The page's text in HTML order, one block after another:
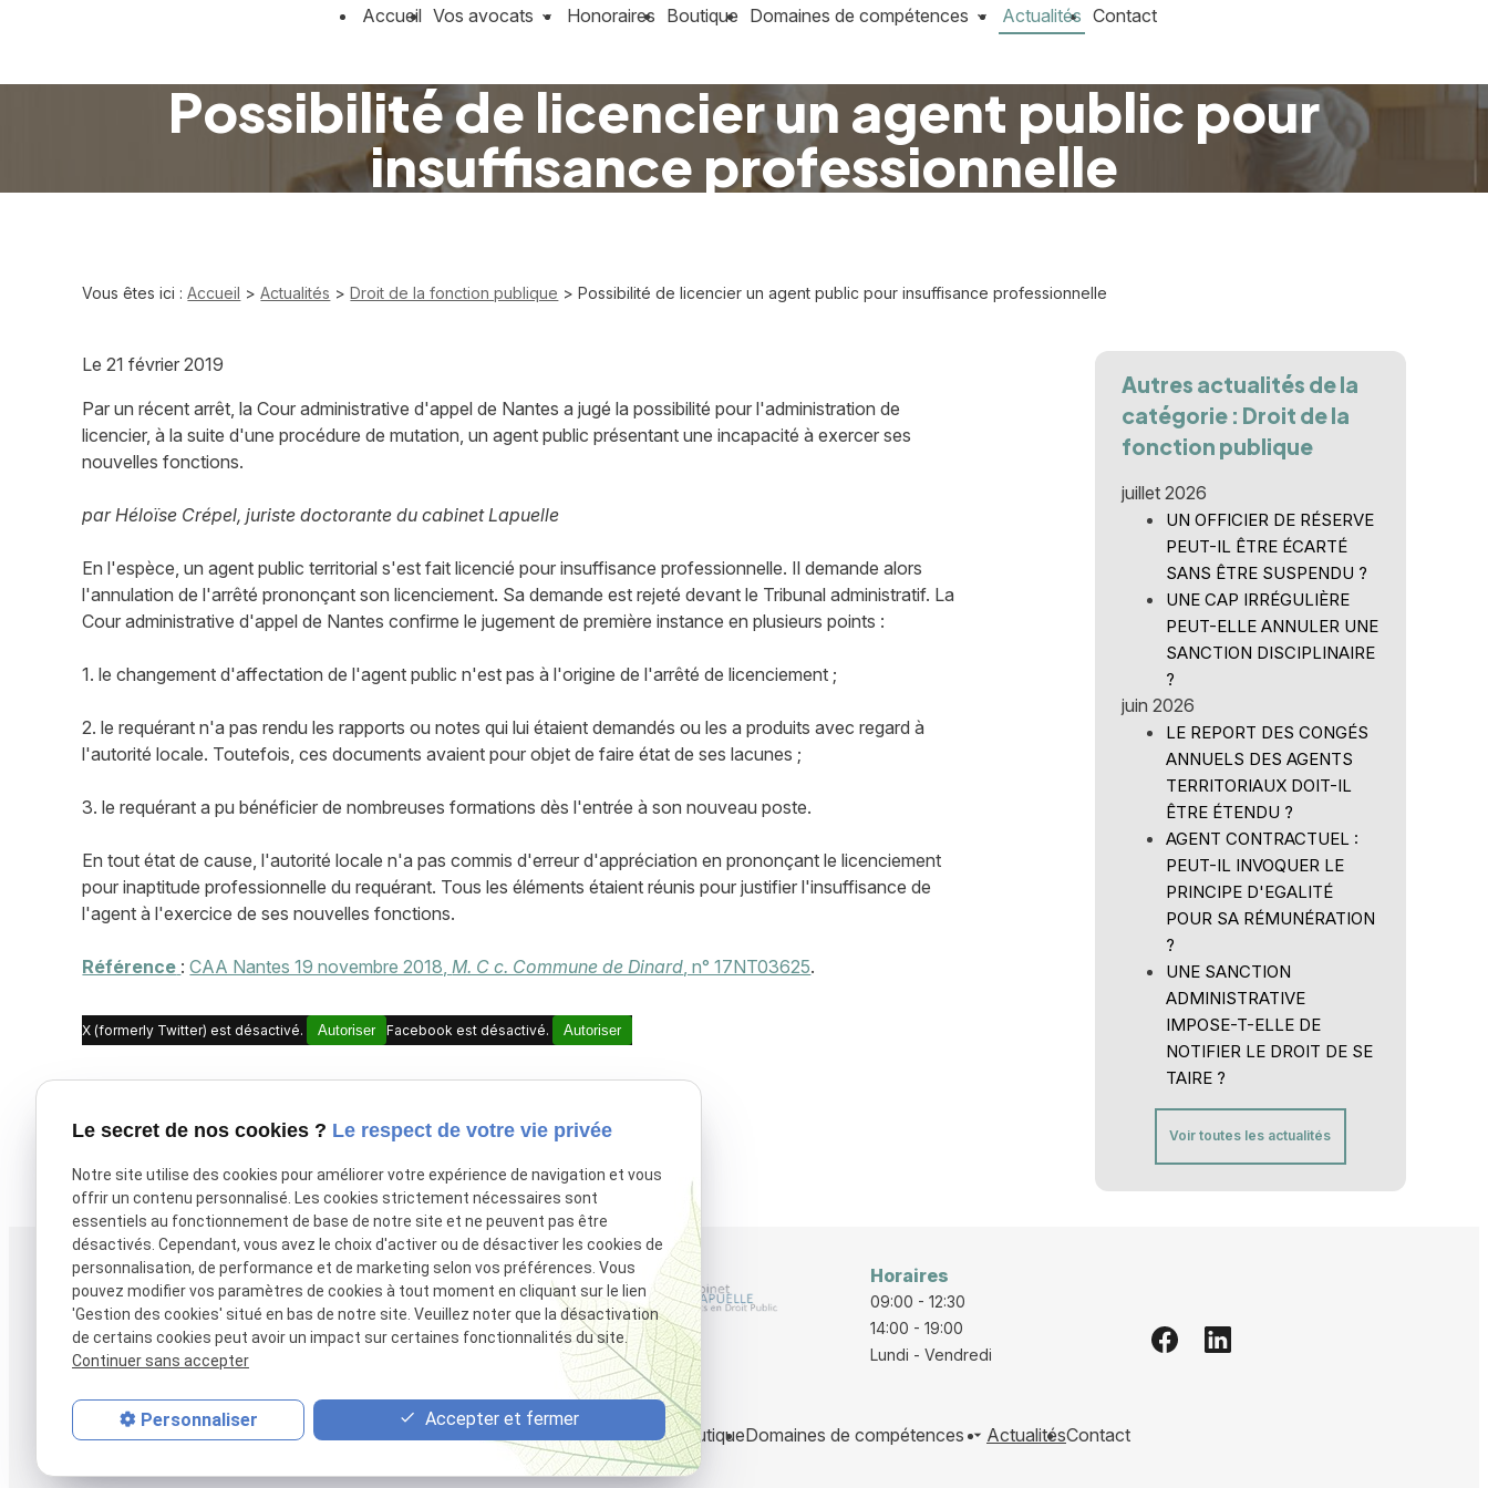
Accueil Vos avocats Honoraires Boutique Domaines de compétences Actualités Contact
Possibilité de licencier un agent public pour
insuffisance professionnelle
Vous êtes ici : Accueil >Actualités >Droit de la fonction publique > Possibilité de licencier un agent public pour insuffisance professionnelle
Le21 février 2019
Par un récent arrêt, la Cour administrative d'appel de Nantes a jugé la possibilité pour l'administration de
licencier, à la suite d'une procédure de mutation, un agent public présentant une incapacité à exercer ses
nouvelles fonctions.
par Héloïse Crépel, juriste doctorante du cabinet Lapuelle
En l'espèce, un agent public territorial s'est fait licencié pour insuffisance professionnelle. Il demande alors
l'annulation de l'arrêté prononçant son licenciement. Sa demande est rejeté devant le Tribunal administratif. La
Cour administrative d'appel de Nantes confirme le jugement de première instance en plusieurs points :
1. le changement d'affectation de l'agent public n'est pas à l'origine de l'arrêté de licenciement ;
2. le requérant n'a pas rendu les rapports ou notes qui lui étaient demandés ou les a produits avec regard à
l'autorité locale. Toutefois, ces documents avaient pour objet de faire état de ses lacunes ;
3. le requérant a pu bénéficier de nombreuses formations dès l'entrée à son nouveau poste.
En tout état de cause, l'autorité locale n'a pas commis d'erreur d'appréciation en prononçant le licenciement
pour inaptitude professionnelle du requérant. Tous les éléments étaient réunis pour justifier l'insuffisance de
l'agent à l'exercice de ses nouvelles fonctions.
Référence :CAA Nantes 19 novembre 2018, M. C c. Commune de Dinard , n° 17NT03625.
X (formerly Twitter) est désactivé. Autoriser Facebook est désactivé. Autoriser
Autres actualités de la
catégorie : Droit de la
fonction publique
juillet 2026
UN OFFICIER DE RÉSERVE
PEUT-IL ÊTRE ÉCARTÉ
SANS ÊTRE SUSPENDU ?
UNE CAP IRRÉGULIÈRE
PEUT-ELLE ANNULER UNE
SANCTION DISCIPLINAIRE
?
juin 2026
LE REPORT DES CONGÉS
ANNUELS DES AGENTS
TERRITORIAUX DOIT-IL
ÊTRE ÉTENDU ?
AGENT CONTRACTUEL :
PEUT-IL INVOQUER LE
PRINCIPE D'EGALITÉ
POUR SA RÉMUNÉRATION
?
UNE SANCTION
ADMINISTRATIVE
IMPOSE-T-ELLE DE
NOTIFIER LE DROIT DE SE
TAIRE ?
Voir toutes les actualités
Téléphone
05 61 38 27 17
Adresse
38 rue Alsace-Lorraine
31000 TOULOUSE
Horaires
09:00 - 12:30
14:00 - 19:00
Lundi - Vendredi
Vos avocats HonorairesBoutiqueDomaines de compétences ActualitésContact
Le secret de nos cookies ? Le respect de votre vie privée
Notre site utilise des cookies pour améliorer votre expérience de navigation et vous
offrir un contenu personnalisé. Les cookies strictement nécessaires sont
essentiels au fonctionnement de base de notre site et ne peuvent pas être
désactivés. Cependant, vous avez le choix d'activer ou de désactiver les cookies de
personnalisation, de performance et de marketing selon vos préférences. Vous
pouvez modifier vos paramètres de cookies à tout moment en cliquant sur le lien
'Gestion des cookies' situé en bas de notre site. Veuillez noter que la désactivation
de certains cookies peut avoir un impact sur certaines fonctionnalités du site.
Continuer sans accepter
Personnaliser Accepter et fermer